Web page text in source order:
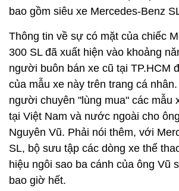
bao gồm siêu xe Mercedes-Benz
Thông tin về sự có mặt của chiếc
300 SL đã xuất hiện vào khoảng
người buôn bán xe cũ tại TP.HCM
của mẫu xe này trên trang cá
người chuyên "lùng mua" các mẫu
tại Việt Nam và nước ngoài cho
Nguyên Vũ. Phải nói thêm, với
SL, bộ sưu tập các dòng xe thể
hiệu ngôi sao ba cánh của ông Vũ
bao giờ hết.